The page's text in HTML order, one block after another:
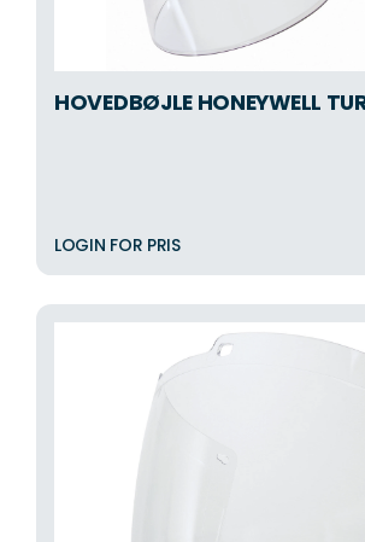
HOVEDBØJLE HONEYWELL
LOGIN FOR PRIS